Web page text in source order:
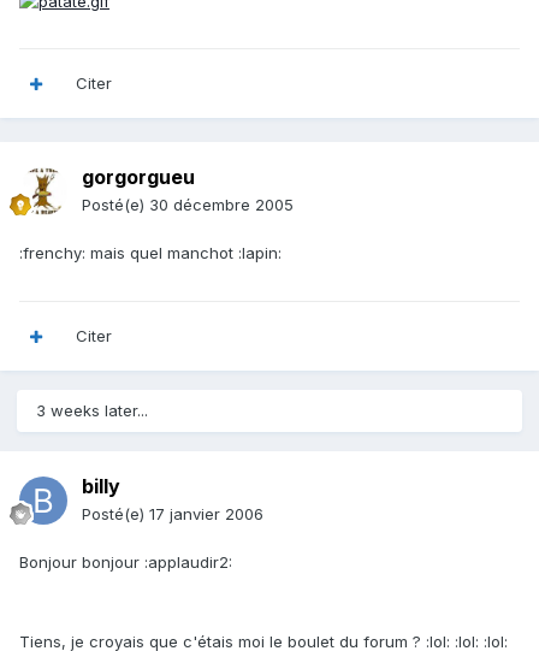
Citer
gorgorgueu
Posté(e) 30 décembre 2005
:frenchy: mais quel manchot :lapin:
Citer
3 weeks later...
billy
Posté(e) 17 janvier 2006
Bonjour bonjour :applaudir2:
Tiens, je croyais que c'étais moi le boulet du forum ? :lol: :lol: :lol: